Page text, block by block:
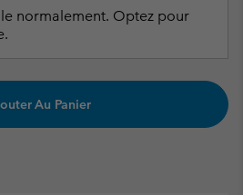
normalement. Optez pour
Au Panier